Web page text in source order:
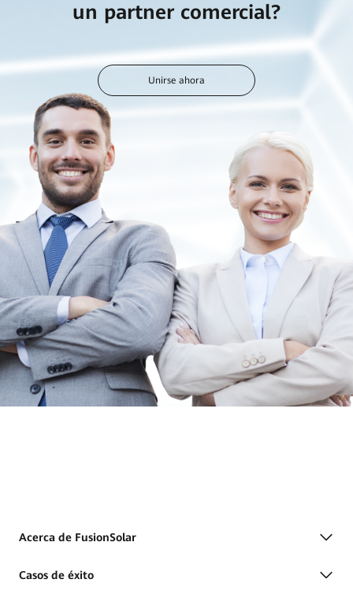
un partner comercial?
Unirse ahora
Acerca de FusionSolar
Casos de éxito